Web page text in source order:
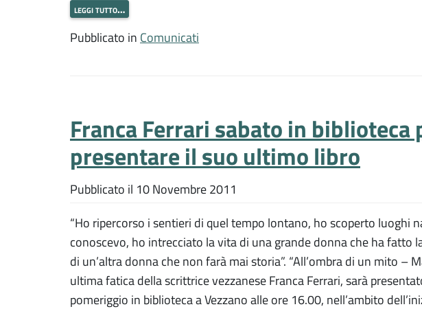
leggi tutto…
Pubblicato in Comunicati
Franca Ferrari sabato in biblioteca
presentare il suo ultimo libro
Pubblicato il 10 Novembre 2011
“Ho ripercorso i sentieri di quel tempo lontano, ho scoperto luoghi
conoscevo, ho intrecciato la vita di una grande donna che ha fatto
di un’altra donna che non farà mai storia”. “All’ombra di un mito –
ultima fatica della scrittrice vezzanese Franca Ferrari, sarà
pomeriggio in biblioteca a Vezzano alle ore 16.00, nell’ambito